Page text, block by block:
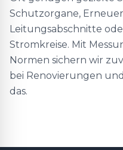
Schutzorgane,
Leitungsabschnitte
Stromkreise. Mit
Normen sichern wir
bei Renovierungen
das.